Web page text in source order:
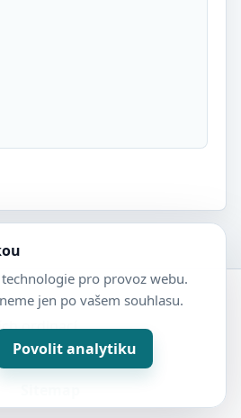
ordinací.
soukromí
pro provoz webu.
jen po vašem souhlasu.
Povolit analytiku